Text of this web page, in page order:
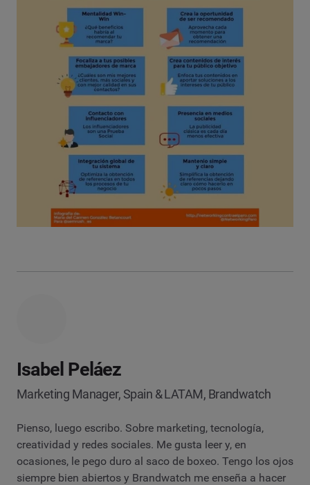
Isabel Peláez
Marketing Manager, Spain & LATAM, Brandwatch
Pienso, luego escribo. Sobre marketing, tecnología,
creatividad y redes sociales. Me gusta leer y, en
ocasiones, le pego duro al saco de boxeo. Tengo los ojos
siempre bien abiertos y Brandwatch me enseña a hacer